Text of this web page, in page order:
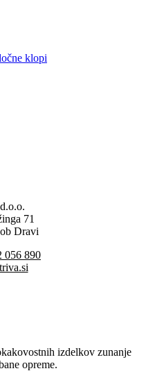
klopi
71
Dravi
056 890
izdelkov zunanje
opreme.